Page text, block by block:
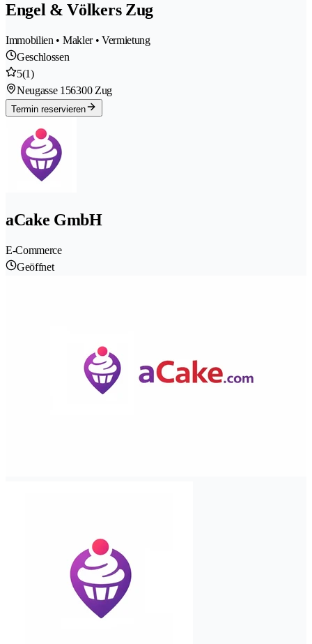
Engel & Völkers Zug
Immobilien • Makler • Vermietung
Geschlossen
5(1)
Neugasse 156300 Zug
Termin reservieren
aCake GmbH
E-Commerce
Geöffnet